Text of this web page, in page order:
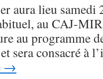
aura lieu samedi
au CAJ-
au programme
sera consacré à
→